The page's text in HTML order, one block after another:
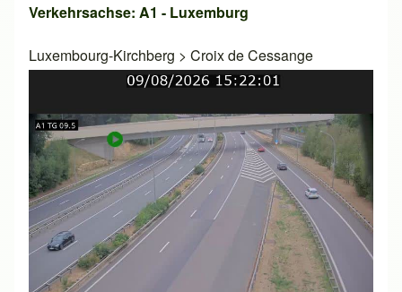
Verkehrsachse: A1 - Luxemburg
Luxembourg-Kirchberg > Croix de Cessange